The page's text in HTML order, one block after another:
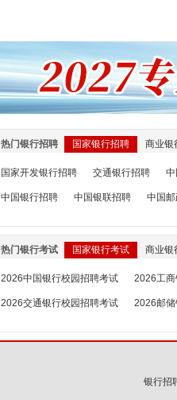
热门银行招聘 国家银行招聘 商业银
国家开发银行招聘 交通银行招聘
中国银行招聘 中国银联招聘 中国
热门银行考试 国家银行考试 商业银
2026中国银行校园招聘考试 2026工
2026交通银行校园招聘考试 2026邮
银行招